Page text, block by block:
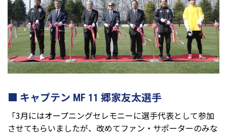
キャプテン MF 11 郷家友太選手
「3月にはオープニングセレモニーに選手代表として参加
させてもらいましたが、改めてファン・サポーターのみな